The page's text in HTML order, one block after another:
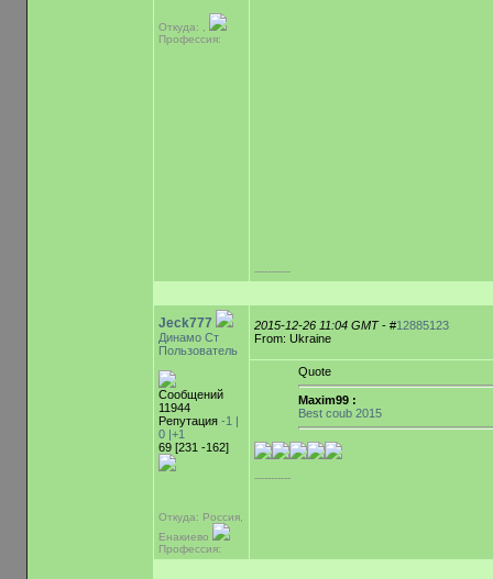
Откуда: ,
Профессия:
-----------
Jeck777
Динамо Ст
Пользователь
Сообщений
11944
Репутация -1 |
0 |+1
69 [231 -162]
Откуда: Россия,
Енакиево
Профессия:
2015-12-26 11:04 GMT- #12885123
From: Ukraine
Quote
Maxim99 :
Best coub 2015
-----------